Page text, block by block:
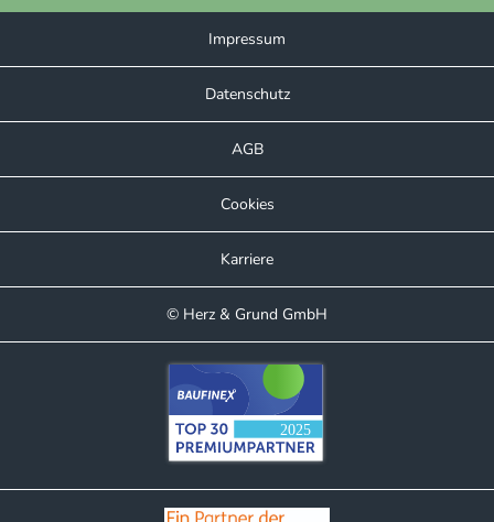
Impressum
Datenschutz
AGB
Cookies
Karriere
© Herz & Grund GmbH
Kundenbewertungen und Erfahrungen zu
Herz & Grund GmbH